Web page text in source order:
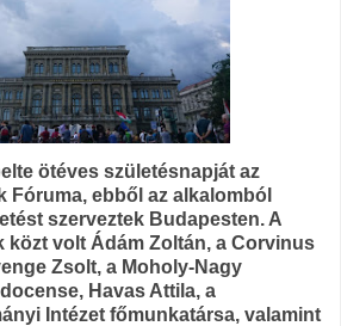
ötéves születésnapját az
Fóruma, ebből az alkalomból
szerveztek Budapesten. A
közt volt Ádám Zoltán, a Corvinus
Zsolt, a Moholy-Nagy
Havas Attila, a
Intézet főmunkatársa, valamint